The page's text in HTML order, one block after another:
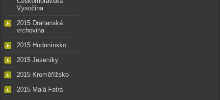
Vysočina
2015 Drahanská
vrchovina
2015 Hodonínsko
2015 Jeseníky
2015 Kroměřížsko
2015 Malá Fatra